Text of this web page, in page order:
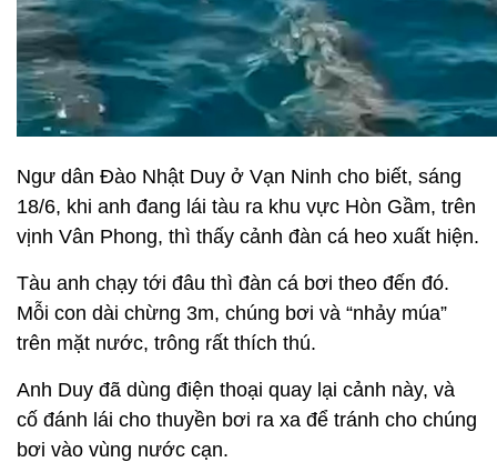
Ngư dân Đào Nhật Duy ở Vạn Ninh cho biết, sáng
18/6, khi anh đang lái tàu ra khu vực Hòn Gầm, trên
vịnh Vân Phong, thì thấy cảnh đàn cá heo xuất hiện.
Tàu anh chạy tới đâu thì đàn cá bơi theo đến đó.
Mỗi con dài chừng 3m, chúng bơi và “nhảy múa”
trên mặt nước, trông rất thích thú.
Anh Duy đã dùng điện thoại quay lại cảnh này, và
cố đánh lái cho thuyền bơi ra xa để tránh cho chúng
bơi vào vùng nước cạn.